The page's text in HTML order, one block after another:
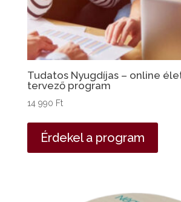
Tudatos Nyugdíjas – online
tervező program
14 990 Ft
Érdekel a program